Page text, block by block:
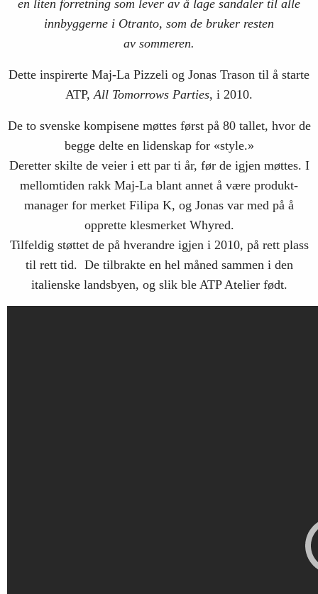
en liten forretning som lever av å lage sandaler til alle
innbyggerne i Otranto, som de bruker resten
av sommeren.
Dette inspirerte Maj-La Pizzeli og Jonas Trason til å starte
ATP, All Tomorrows Parties, i 2010.
De to svenske kompisene møttes først på 80 tallet, hvor de
begge delte en lidenskap for «style.»
Deretter skilte de veier i ett par ti år, før de igjen møttes. I
mellomtiden rakk Maj-La blant annet å være produkt-
manager for merket Filipa K, og Jonas var med på å
opprette klesmerket Whyred.
Tilfeldig støttet de på hverandre igjen i 2010, på rett plass
til rett tid. De tilbrakte en hel måned sammen i den
italienske landsbyen, og slik ble ATP Atelier født.